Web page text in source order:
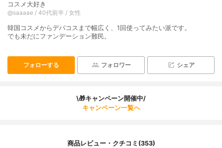
コスメ大好き
@saaaae / 40代前半 / 女性
韓国コスメからデパコスまで幅広く、1回使ってみたい派です。
でも未だにファンデーション難民。
フォローする フォロワー シェア
\🎁キャンペーン開催中/
キャンペーン一覧へ
商品レビュー・クチコミ(353)